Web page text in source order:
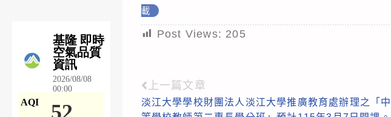
載
Post Views: 205
Read
more
上一篇文章
淡江大學學校財團法人淡江大學推廣教育處辦理之「中